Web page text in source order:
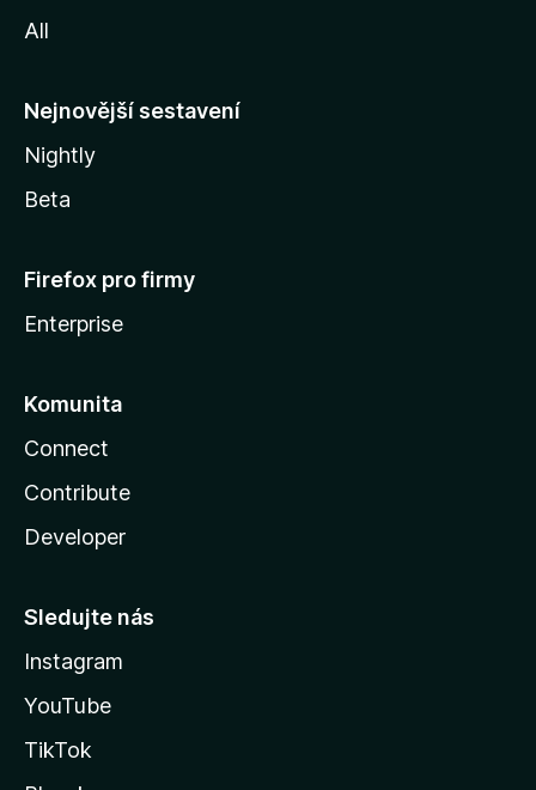
l
y
All
Nejnovější sestavení
Nightly
Beta
Firefox pro firmy
Enterprise
Komunita
Connect
Contribute
Developer
Sledujte nás
Instagram
YouTube
TikTok